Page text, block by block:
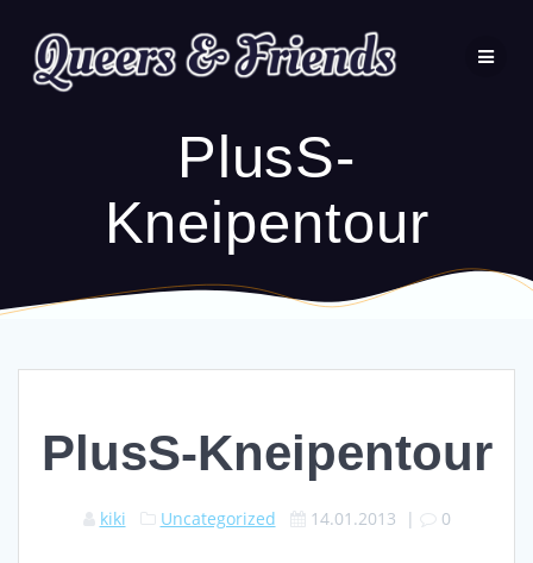
Inhalt
wechseln
PlusS-
Kneipentour
PlusS-Kneipentour
kiki Uncategorized 14.01.2013 | 0